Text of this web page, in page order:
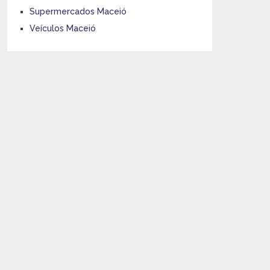
Supermercados Maceió
Veículos Maceió